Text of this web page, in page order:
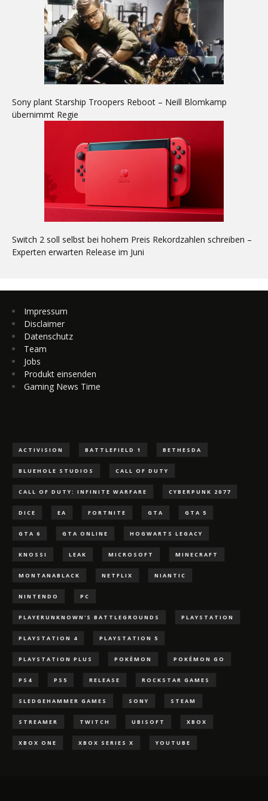
Sony plant Starship Troopers Reboot – Neill Blomkamp
übernimmt Regie
Switch 2 soll selbst bei hohem Preis Rekordzahlen schreiben –
Experten erwarten Release im Juni
Impressum
Disclaimer
Datenschutz
Team
Jobs
Produkt einsenden
Gaming News Time
ACTIVISION BATTLEFIELD 1 BETHESDA
BLUEHOLE STUDIOS CALL OF DUTY
CALL OF DUTY: INFINITE WARFARE CYBERPUNK 2077
DICE EA FORTNITE GTA GTA 5
GTA 6 GTA ONLINE HOGWARTS LEGACY
KNOSSI LEAK MICROSOFT MINECRAFT
MONTANABLACK NETFLIX NIANTIC
NINTENDO PC
PLAYERUNKNOWN'S BATTLEGROUNDS PLAYSTATION
PLAYSTATION 4 PLAYSTATION 5
PLAYSTATION PLUS POKÈMON POKÉMON GO
PS4 PS5 RELEASE ROCKSTAR GAMES
SLEDGEHAMMER GAMES SONY STEAM
STREAMER TWITCH UBISOFT XBOX
XBOX ONE XBOX SERIES X YOUTUBE